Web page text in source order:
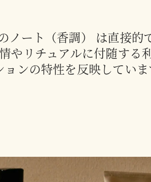
ノート（香調） は直接的
やリチュアルに付随する
ョンの特性を反映してい